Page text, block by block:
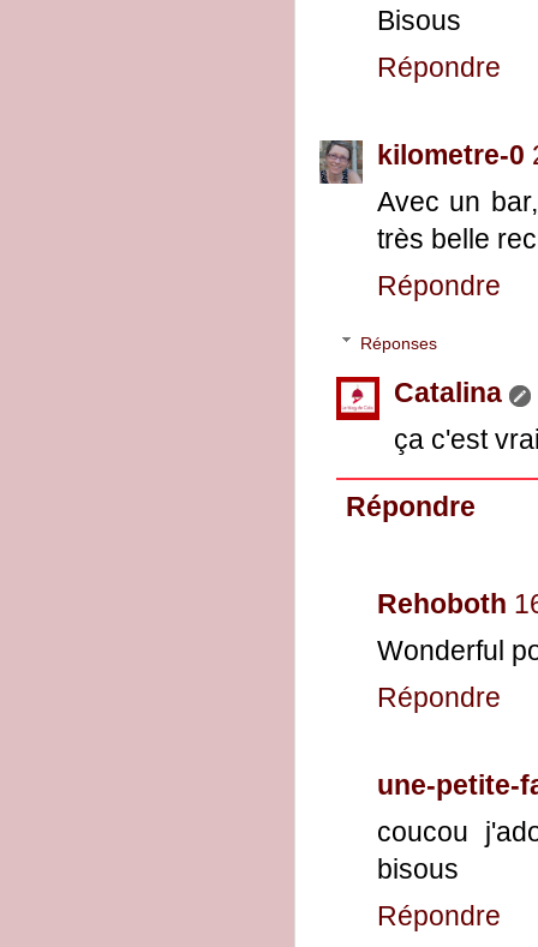
Bisous
Répondre
kilometre-0
Avec un
très belle
Répondre
Réponses
Catalina
ça c'est
Répondre
Rehoboth
Wonderful
Répondre
une-petite-
coucou
bisous
Répondre